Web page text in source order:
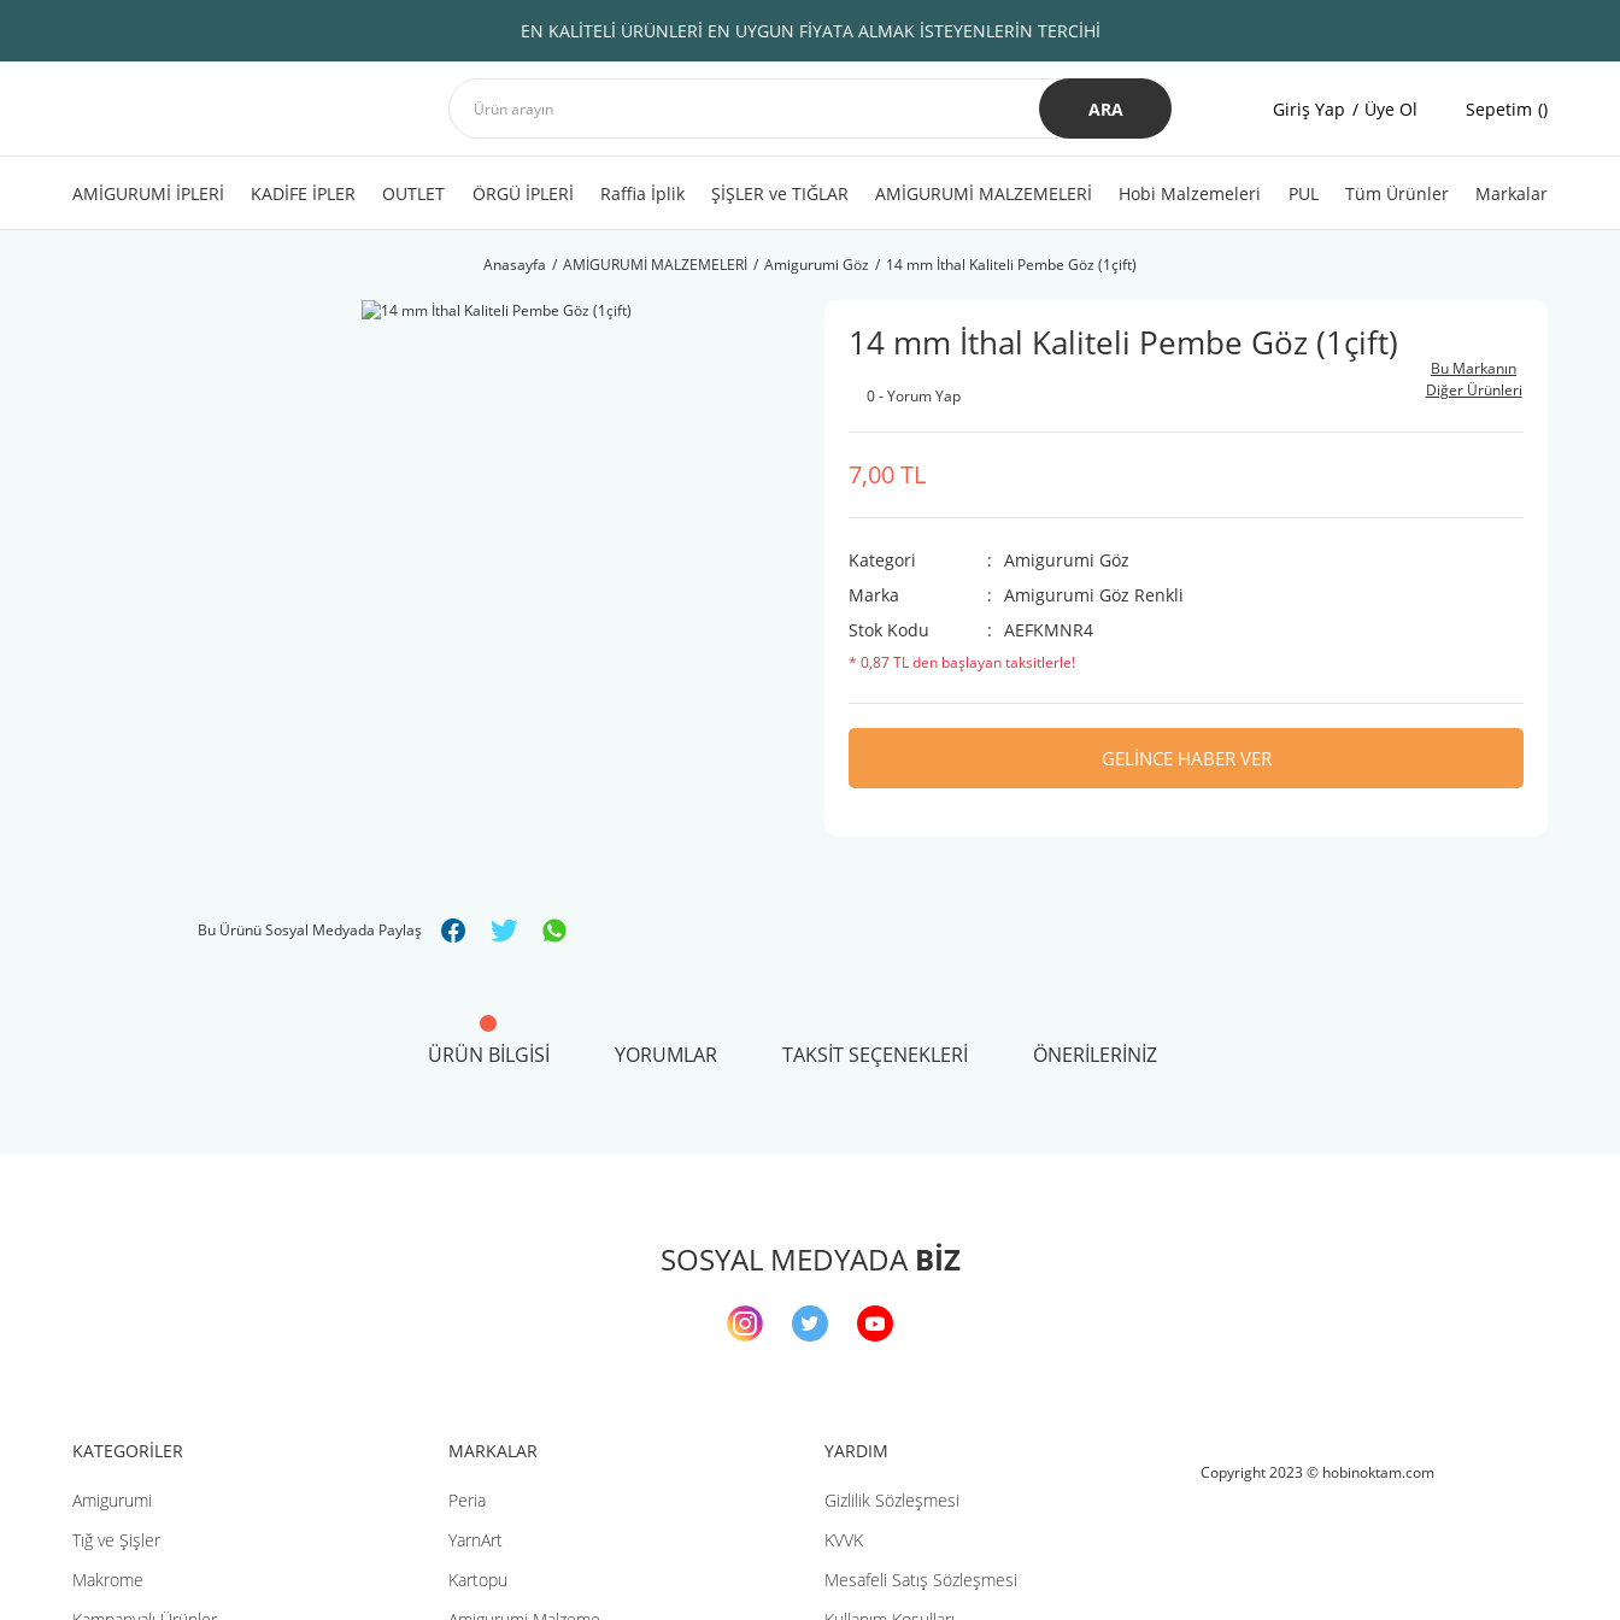
EN KALİTELİ ÜRÜNLERİ EN UYGUN FİYATA ALMAK İSTEYENLERİN TERCİHİ
ARA Giriş Yap Üye Ol Sepetim
AMİGURUMİ İPLERİ KADİFE İPLER OUTLET ÖRGÜ İPLERİ Raffia İplik ŞİŞLER ve TIĞLAR AMİGURUMİ MALZEMELERİ Hobi Malzemeleri PUL Tüm Ürünler Markalar
Anasayfa AMİGURUMİ MALZEMELERİ Amigurumi Göz 14 mm İthal Kaliteli Pembe Göz (1çift)
Bu Ürünü Sosyal Medyada Paylaş
14 mm İthal Kaliteli Pembe Göz (1çift)
0 - Yorum Yap
Bu Markanın
Diğer Ürünleri
7,00 TL
Kategori
Amigurumi Göz
Marka
Amigurumi Göz Renkli
Stok Kodu
AEFKMNR4
* 0,87 TL den başlayan taksitlerle!
GELİNCE HABER VER
ÜRÜN BILGISI YORUMLAR TAKSIT SEÇENEKLERI ÖNERILERINIZ
Gönder
SOSYAL MEDYADA BİZ
KATEGORİLER
Amigurumi
Tığ ve Şişler
Makrome
MARKALAR
Peria
YarnArt
Kartopu
YARDIM
Gizlilik Sözleşmesi
KVVK
Mesafeli Satış Sözleşmesi
Copyright 2023 © hobinoktam.com